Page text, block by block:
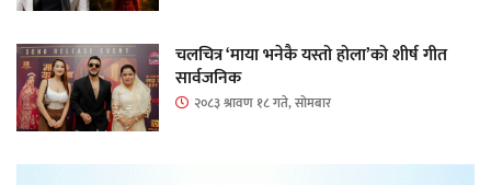
चलचित्र ‘माया भनेकै यस्तो होला’को शीर्ष गीत
सार्वजनिक
२०८३ श्रावण १८ गते, सोमबार